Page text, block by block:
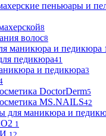
пеньюары и
8
волос8
маникюра и педикюра
педикюра41
и педикюра3
DoctorDerm5
MS.NAILS42
для маникюра и
1